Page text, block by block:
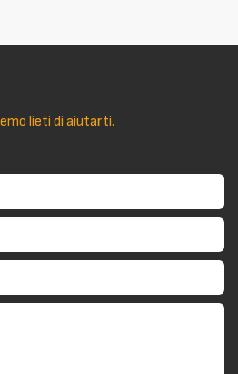
lieti di aiutarti.